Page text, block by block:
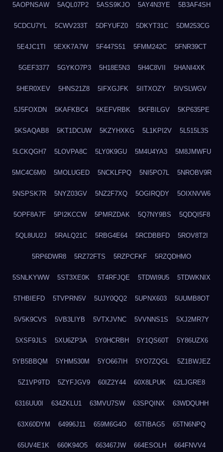
5AOPNSAW 5AQL07P2 5ASS9KJO 5AY4N3YE 5B3AF4SH
5CDCU7YL 5CWV233T 5DFYUFZ0 5DKYT31C 5DM253CG
5E4JC1TI 5EXK7A7W 5F447S51 5FMM242C 5FNR39CT
5GEF3377 5GYKO7P3 5H18E5N3 5H4C8VII 5HANI4XK
5HER0XEV 5HNS21Z8 5IFXGJFK 5IITXOZY 5IVSLWGV
5J5FOXDN 5KAFKBC4 5KEFVRBK 5KFBILGV 5KP635PE
5KSAQAB8 5KT1DCUW 5KZYHXKG 5L1KPI2V 5L515L3S
5LCKQGH7 5LOVPA8C 5LY0K9GU 5M4U4YA3 5M8JMWFU
5MC4C6M0 5MOLUGED 5NCKLFPQ 5NI5PO7L 5NROBV9R
5NSPSK7R 5NYZ03GV 5NZ2F7XQ 5OGIRQDY 5OIXNVW6
5OPF8A7F 5PI2KCCW 5PMRZDAK 5Q7NY9BS 5QDQI5F8
5QL8UU2J 5RALQ21C 5RBG4E64 5RCDBBFD 5ROV8T2I
5RP6DWR8 5RZ72FTS 5RZPCFKF 5RZQDHMO
5SNLKYWW 5ST3XE0K 5T4RFJQE 5TDWI9U5 5TDWKNIX
5THBIEFD 5TVPRN5V 5UJY0QQ2 5UPNX603 5UUMB8OT
5V5K9CVS 5VB3LIYB 5VTXJVNC 5VVNNS1S 5XJ2MR7Y
5XSF9JLS 5XU6ZP3A 5Y0HCRBH 5Y1QS60T 5Y86UZX6
5YB5BBQM 5YHM530M 5YO667IH 5YO7ZQGL 5Z1BWJEZ
5Z1VP9TD 5ZYFJGV9 60IZ2Y44 60X8LPUK 62LJGRE8
6316UU0I 634ZKLU1 63MVU7SW 63SPQINX 63WDQUHH
63X60DYM 64996J11 659M6G4O 65TIBAG5 65TN6NPQ
65UV4E1K 660K94O5 663467JW 664ESOLH 664FNVV4